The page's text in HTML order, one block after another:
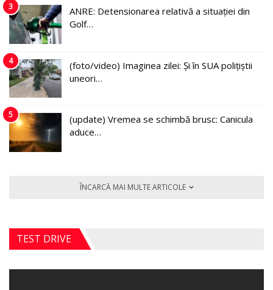
3
ANRE: Detensionarea relativă a situației din
Golf…
4
(foto/video) Imaginea zilei: Și în SUA polițiștii
uneori…
5
(update) Vremea se schimbă brusc: Canicula
aduce…
ÎNCARCĂ MAI MULTE ARTICOLE
TEST DRIVE